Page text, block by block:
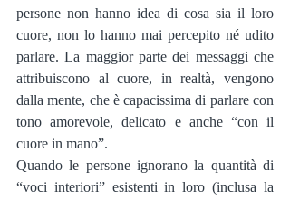
persone non hanno idea di cosa sia il loro
cuore, non lo hanno mai percepito né udito
parlare. La maggior parte dei messaggi che
attribuiscono al cuore, in realtà, vengono
dalla mente, che è capacissima di parlare con
tono amorevole, delicato e anche “con il
cuore in mano”.
Quando le persone ignorano la quantità di
“voci interiori” esistenti in loro (inclusa la